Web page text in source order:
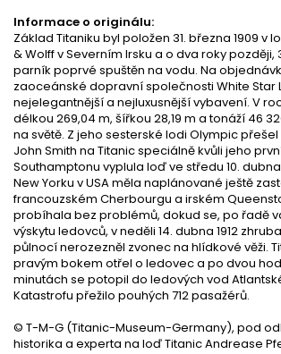
Informace o originálu:
Základ Titaniku byl položen 31. března 1909 v
& Wolff v Severním Irsku a o dva roky později,
parník poprvé spuštěn na vodu. Na
zaoceánské dopravní společnosti White Star
nejelegantnější a nejluxusnější vybavení. V
délkou 269,04 m, šířkou 28,19 m a tonáží 46
na světě. Z jeho sesterské lodi Olympic
John Smith na Titanic speciálně kvůli jeho
Southamptonu vyplula loď ve středu 10. dubna
New Yorku v USA měla naplánované ještě
francouzském Cherbourgu a irském
probíhala bez problémů, dokud se, po řadě
výskytu ledovců, v neděli 14. dubna 1912
půlnocí nerozezněl zvonec na hlídkové věži.
pravým bokem otřel o ledovec a po dvou
minutách se potopil do ledových vod
Katastrofu přežilo pouhých 712 pasažérů.
© T-M-G (Titanic-Museum-Germany), pod
historika a experta na loď Titanic Andrease